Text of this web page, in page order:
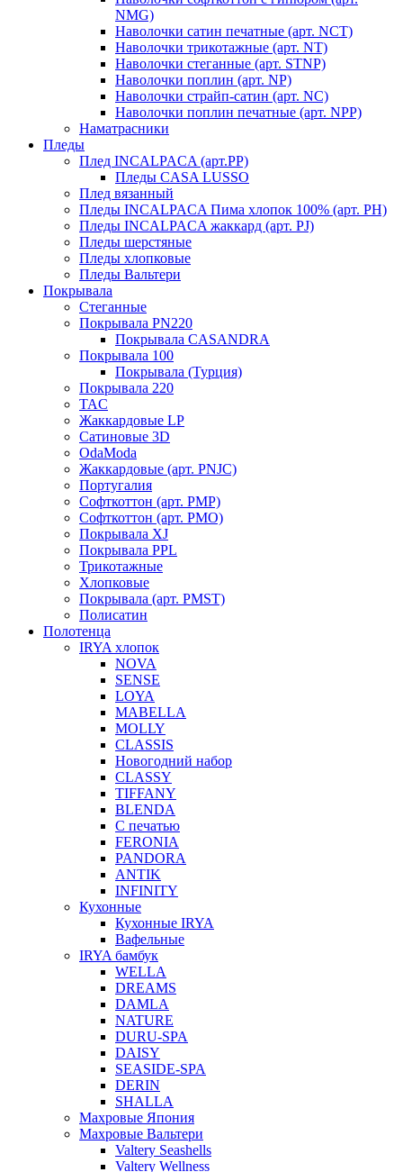
NMG)
Наволочки сатин печатные (арт. NCT)
Наволочки трикотажные (арт. NT)
Наволочки стеганные (арт. STNP)
Наволочки поплин (арт. NP)
Наволочки страйп-сатин (арт. NC)
Наволочки поплин печатные (арт. NPP)
Наматрасники
Пледы
Плед INCALPACA (арт.PP)
Пледы CASA LUSSO
Плед вязанный
Пледы INCALPACA Пима хлопок 100% (арт. PH)
Пледы INCALPACA жаккард (арт. PJ)
Пледы шерстяные
Пледы хлопковые
Пледы Вальтери
Покрывала
Стеганные
Покрывала PN220
Покрывала CASANDRA
Покрывала 100
Покрывала (Турция)
Покрывала 220
TAC
Жаккардовые LP
Сатиновые 3D
OdaModa
Жаккардовые (арт. PNJC)
Португалия
Софткоттон (арт. PMP)
Софткоттон (арт. PMO)
Покрывала XJ
Покрывала PPL
Трикотажные
Хлопковые
Покрывала (арт. PMST)
Полисатин
Полотенца
IRYA хлопок
NOVA
SENSE
LOYA
MABELLA
MOLLY
CLASSIS
Новогодний набор
CLASSY
TIFFANY
BLENDA
С печатью
FERONIA
PANDORA
ANTIK
INFINITY
Кухонные
Кухонные IRYA
Вафельные
IRYA бамбук
WELLA
DREAMS
DAMLA
NATURE
DURU-SPA
DAISY
SEASIDE-SPA
DERIN
SHALLA
Махровые Япония
Махровые Вальтери
Valtery Seashells
Valtery Wellness